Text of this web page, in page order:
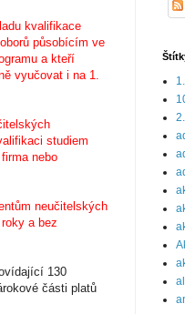
kvalifikace
působícím ve
a kteří
vyučovat i na 1.
studiem
nebo
neučitelských
a bez
130
části platů